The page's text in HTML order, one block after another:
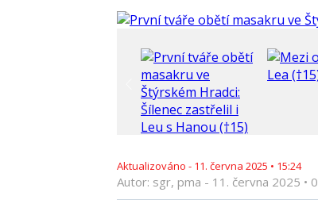
Aktualizováno - 11. června 2025 • 15:24
Autor: sgr, pma - 11. června 2025 •